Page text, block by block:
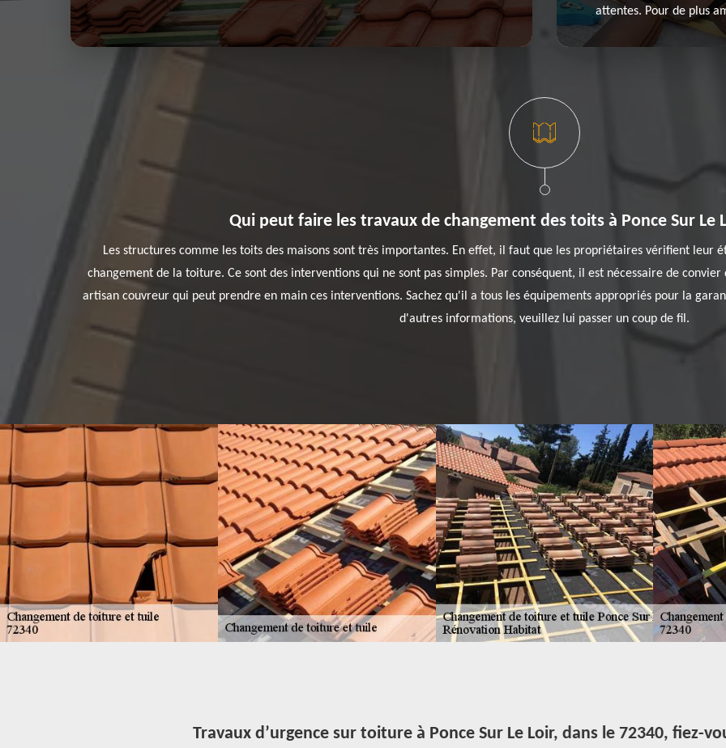
attentes. Pour de plus
Qui peut faire les travaux de changement des toits à Ponce Sur Le
Les structures comme les toits des maisons sont très importantes. En effet, il faut que les propriétaires vérifient leur
changement de la toiture. Ce sont des interventions qui ne sont pas simples. Par conséquent, il est nécessaire de
artisan couvreur qui peut prendre en main ces interventions. Sachez qu'il a tous les équipements appropriés pour la
d'autres informations, veuillez lui passer un coup de fil.
Travaux d’urgence sur toiture à Ponce Sur Le Loir, dans le 72340, fiez-